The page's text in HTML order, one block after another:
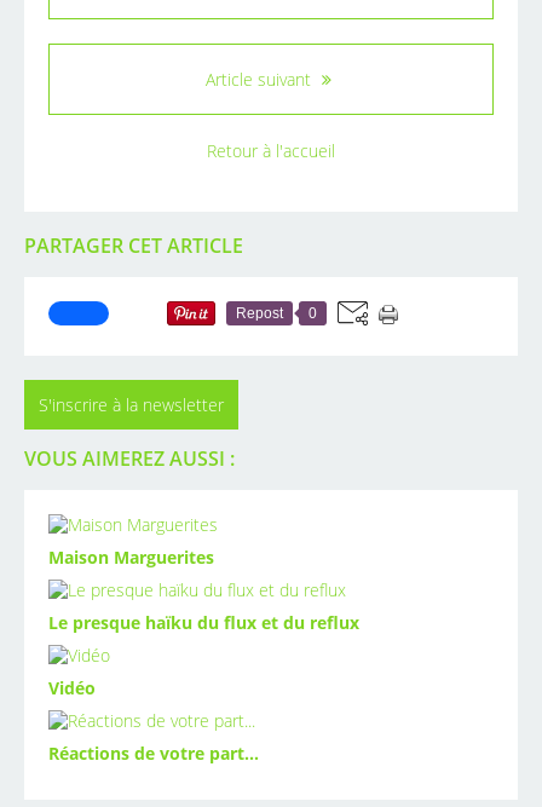
Article suivant
Retour à l'accueil
PARTAGER CET ARTICLE
Repost 0
S'inscrire à la newsletter
VOUS AIMEREZ AUSSI :
Maison Marguerites
Le presque haïku du flux et du reflux
Vidéo
Réactions de votre part...